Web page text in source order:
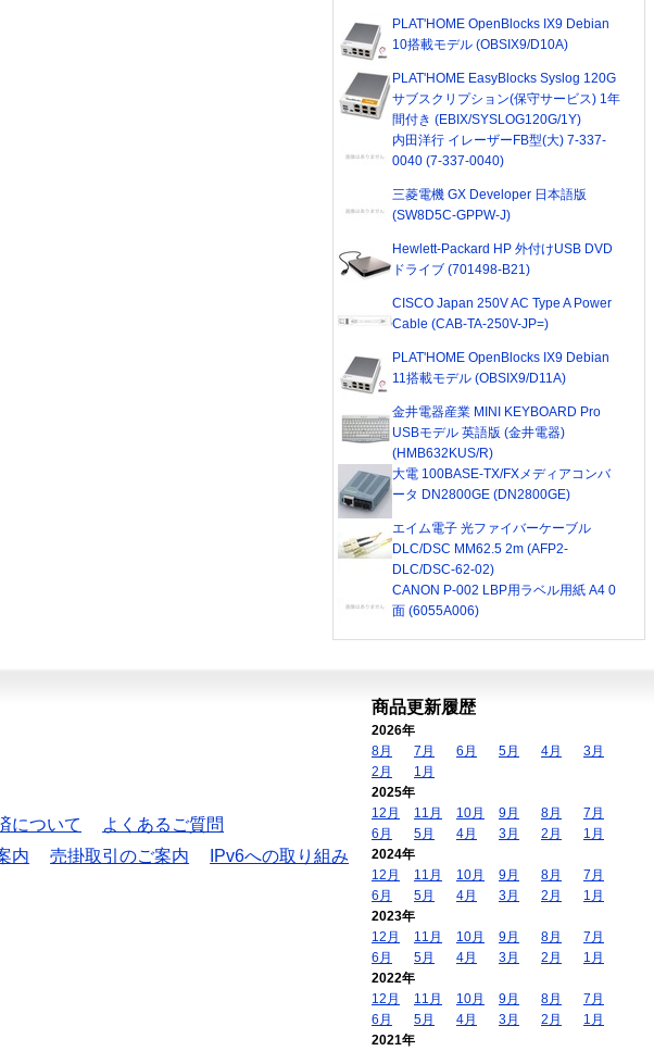
PLAT'HOME OpenBlocks IX9 Debian
10搭載モデル (OBSIX9/D10A)
PLAT'HOME EasyBlocks Syslog 120G
サブスクリプション(保守サービス) 1年
間付き (EBIX/SYSLOG120G/1Y)
内田洋行 イレーザーFB型(大) 7-337-
0040 (7-337-0040)
三菱電機 GX Developer 日本語版
(SW8D5C-GPPW-J)
Hewlett-Packard HP 外付けUSB DVD
ドライブ (701498-B21)
CISCO Japan 250V AC Type A Power
Cable (CAB-TA-250V-JP=)
PLAT'HOME OpenBlocks IX9 Debian
11搭載モデル (OBSIX9/D11A)
金井電器産業 MINI KEYBOARD Pro
USBモデル 英語版 (金井電器)
(HMB632KUS/R)
大電 100BASE-TX/FXメディアコンバ
ータ DN2800GE (DN2800GE)
エイム電子 光ファイバーケーブル
DLC/DSC MM62.5 2m (AFP2-
DLC/DSC-62-02)
CANON P-002 LBP用ラベル用紙 A4 0
面 (6055A006)
について
よくあるご質問
内 売掛取引のご案内
IPv6への取り組み
商品更新履歴
2026年
8月
7月 6月 5月 4月
3月
2月
1月
2025年
12月
11月 10月 9月 8月
7月
6月
5月 4月 3月 2月
1月
2024年
12月
11月 10月 9月 8月
7月
6月
5月 4月 3月 2月
1月
2023年
12月
11月 10月 9月 8月
7月
6月
5月 4月 3月 2月
1月
2022年
12月
11月 10月 9月 8月
7月
6月
5月 4月 3月 2月
1月
2021年